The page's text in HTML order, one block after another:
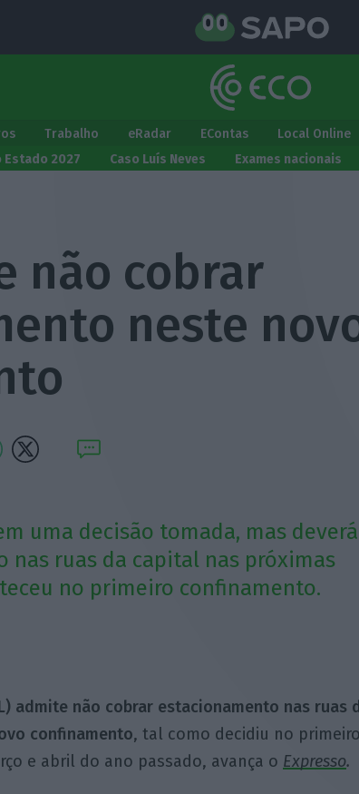
Trabalho eRadar EContas Local Online
Estado 2027
Caso Luís Neves Exames nacionais
não cobrar
neste
uma decisão tomada, mas
nas ruas da capital nas próximas
no primeiro confinamento.
admite não cobrar estacionamento nas ruas
confinamento, tal como decidiu no primeiro
e abril do ano passado, avança o Expresso.